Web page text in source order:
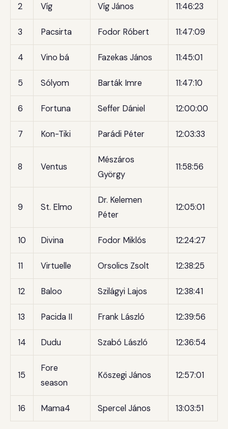
2 Víg Víg János 11:46:23
3 Pacsirta Fodor Róbert 11:47:09
4 Vino bá Fazekas János 11:45:01
5 Sólyom Barták Imre 11:47:10
6 Fortuna Seffer Dániel 12:00:00
7 Kon-Tiki Parádi Péter 12:03:33
8 Ventus
Mészáros
György
11:58:56
9 St. Elmo
Dr. Kelemen
Péter
12:05:01
10 Divina Fodor Miklós 12:24:27
11 Virtuelle Orsolics Zsolt 12:38:25
12 Baloo Szilágyi Lajos 12:38:41
13 Pacida II Frank László 12:39:56
14 Dudu Szabó László 12:36:54
15
Fore
season
Kőszegi János 12:57:01
16 Mama4 Spercel János 13:03:51